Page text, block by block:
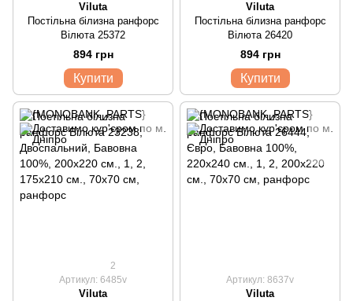
Viluta
Постільна білизна ранфорс
Вілюта 25372
894 грн
Купити
Viluta
Постільна білизна ранфорс
Вілюта 26420
894 грн
Купити
2
Артикул: 6485v
Viluta
Артикул: 8637v
Viluta